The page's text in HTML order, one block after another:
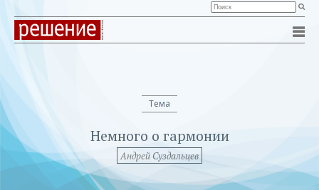
Тема
Немного о гармонии
Андрей Суздальцев